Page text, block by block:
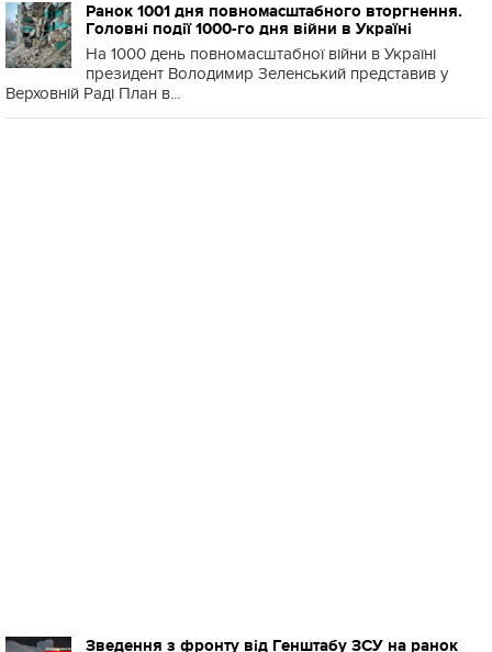
Ранок 1001 дня повномасштабного вторгнення.
Головні події 1000-го дня війни в Україні
На 1000 день повномасштабної війни в Україні
президент Володимир Зеленський представив у
Верховній Раді План в...
Зведення з фронту від Генштабу ЗСУ на ранок